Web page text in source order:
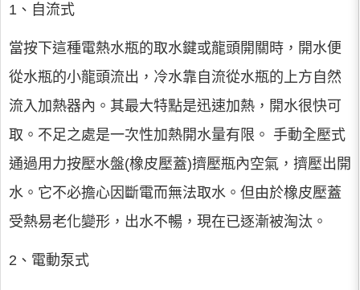
1、自流式
當按下這種電熱水瓶的取水鍵或龍頭開關時，開水便
從水瓶的小龍頭流出，冷水靠自流從水瓶的上方自然
流入加熱器內。其最大特點是迅速加熱，開水很快可
取。不足之處是一次性加熱開水量有限。 手動全壓式
通過用力按壓水盤(橡皮壓蓋)擠壓瓶內空氣，擠壓出開
水。它不必擔心因斷電而無法取水。但由於橡皮壓蓋
受熱易老化變形，出水不暢，現在已逐漸被淘汰。
2、電動泵式